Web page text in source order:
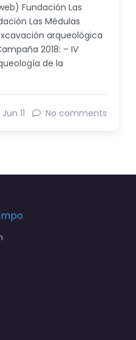
Fundación Las
Las Médulas
arqueológica
2018: – IV
de la
Jun 11 No comments